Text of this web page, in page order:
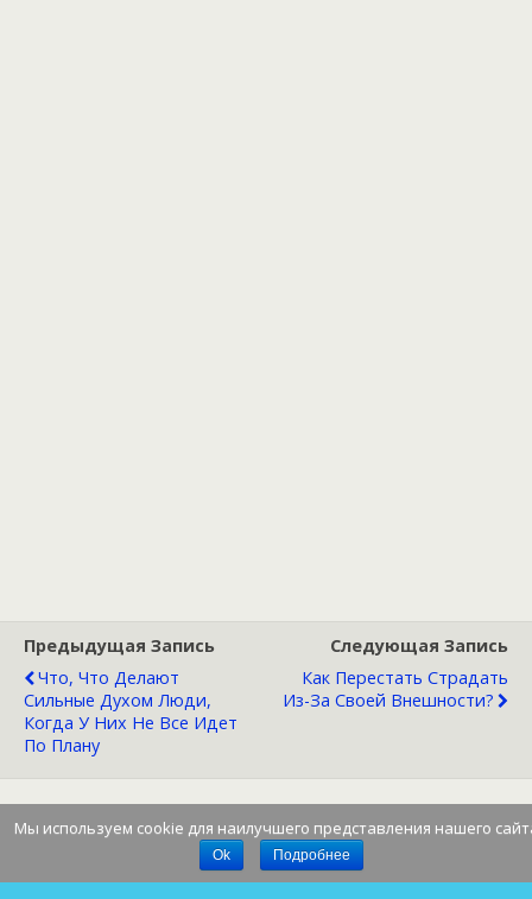
Предыдущая Запись
Что, Что Делают
Сильные Духом Люди,
Когда У Них Не Все Идет
По Плану
Следующая Запись
Как Перестать Страдать
Из-За Своей Внешности?
Мы используем cookie для наилучшего представления нашего
Ok Подробнее
Наверх